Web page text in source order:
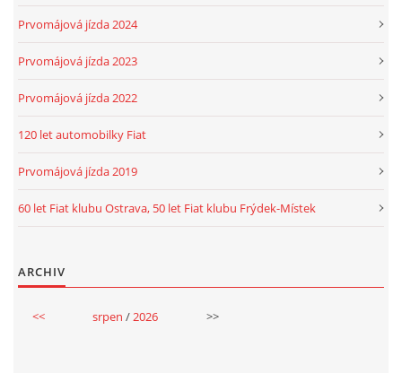
Prvomájová jízda 2024
Prvomájová jízda 2023
Prvomájová jízda 2022
120 let automobilky Fiat
Prvomájová jízda 2019
60 let Fiat klubu Ostrava, 50 let Fiat klubu Frýdek-Místek
ARCHIV
<< srpen / 2026 >>